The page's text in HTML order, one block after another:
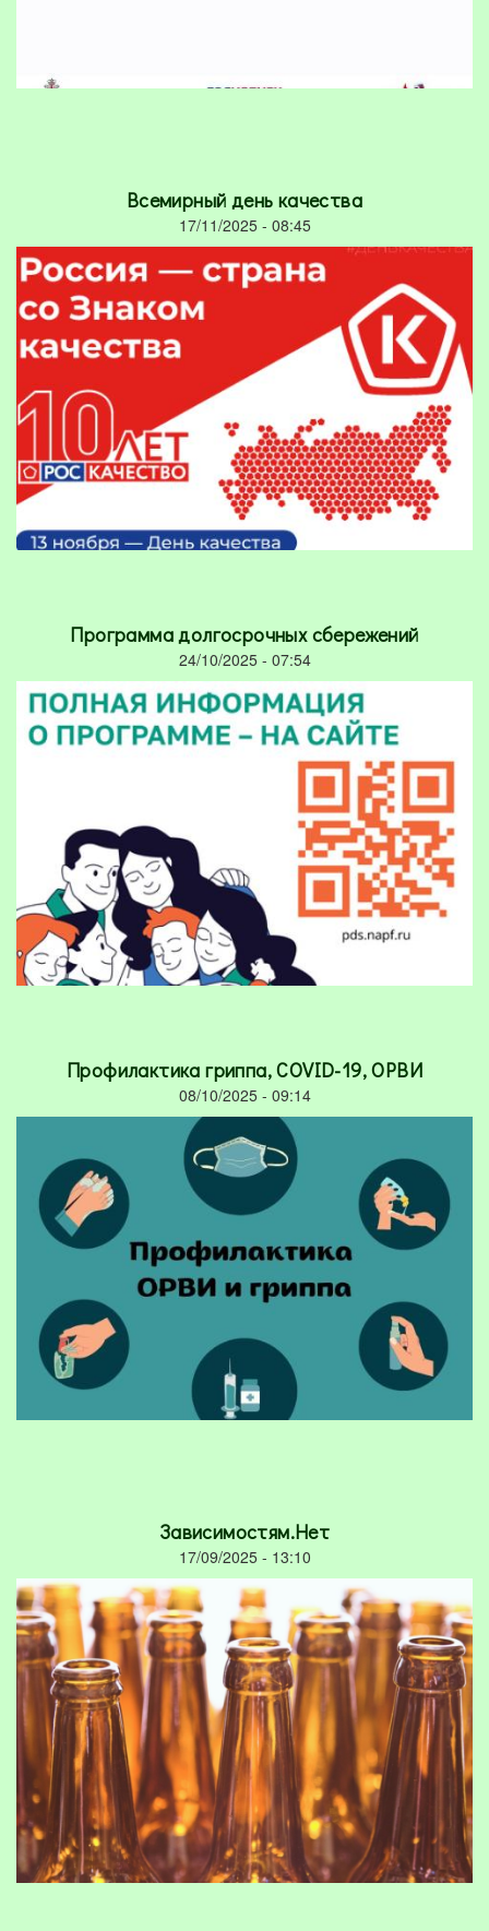
Всемирный день качества
17/11/2025 - 08:45
Программа долгосрочных сбережений
24/10/2025 - 07:54
Профилактика гриппа, COVID-19, ОРВИ
08/10/2025 - 09:14
Зависимостям.Нет
17/09/2025 - 13:10